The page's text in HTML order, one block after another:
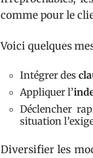
comme pour le
Voici quelques
Intégrer des
Appliquer l’
Déclencher
situation
Diversifier les